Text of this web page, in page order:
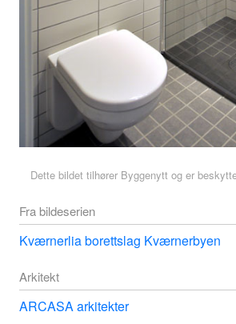
Dette bildet tilhører Byggenytt og er
Fra bildeserien
Kværnerlia borettslag Kværnerbyen
Arkitekt
ARCASA arkitekter